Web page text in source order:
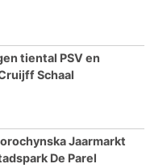
tiental PSV en
Schaal
Jaarmarkt
De Parel